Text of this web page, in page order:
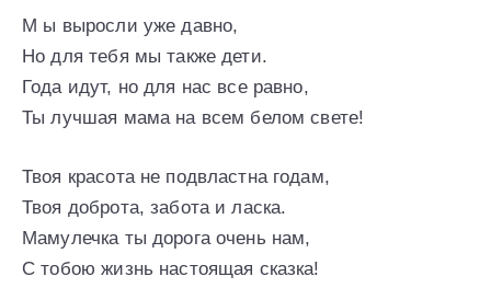
М ы выросли уже давно,
Но для тебя мы также дети.
Года идут, но для нас все равно,
Ты лучшая мама на всем белом свете!
Твоя красота не подвластна годам,
Твоя доброта, забота и ласка.
Мамулечка ты дорога очень нам,
С тобою жизнь настоящая сказка!